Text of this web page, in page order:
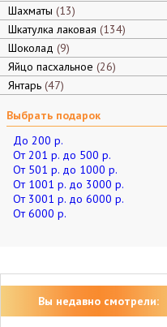
Шахматы 13
Шкатулка лаковая 134
Шоколад 9
Яйцо пасхальное 26
Янтарь 47
Выбрать подарок
До 200 р.
От 201 р. до 500 р.
От 501 р. до 1000 р.
От 1001 р. до 3000 р.
От 3001 р. до 6000 р.
От 6000 р.
Вы недавно смотрели: